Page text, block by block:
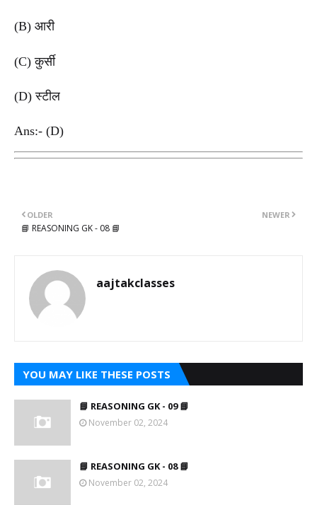
(B) आरी
(C) कुर्सी
(D) स्टील
Ans:- (D)
NEWER
OLDER
📘 REASONING GK - 08 📘
aajtakclasses
YOU MAY LIKE THESE POSTS
📘 REASONING GK - 09 📘
November 02, 2024
📘 REASONING GK - 08 📘
November 02, 2024